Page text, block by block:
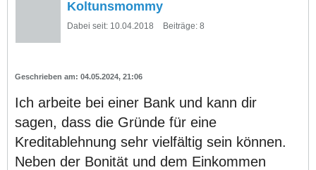
Koltunsmommy
Dabei seit: 10.04.2018 Beiträge: 8
04.05.2024, 21:06
Ich arbeite bei einer Bank und kann dir
sagen, dass die Gründe für eine
Kreditablehnung sehr vielfältig sein können.
Neben der Bonität und dem Einkommen